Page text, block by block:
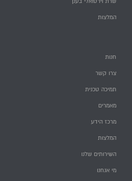
המלצות
חנות
צרו קשר
תמיכה טכנית
מאמרים
מרכז הידע
המלצות
השירותים שלנו
מי אנחנו